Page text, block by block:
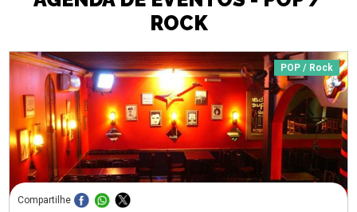
ROCK
POP / Rock
Compartilhe